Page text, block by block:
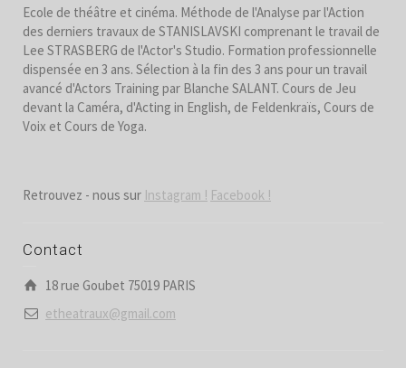
Ecole de théâtre et cinéma. Méthode de l'Analyse par l'Action
des derniers travaux de STANISLAVSKI comprenant le travail de
Lee STRASBERG de l'Actor's Studio. Formation professionnelle
dispensée en 3 ans. Sélection à la fin des 3 ans pour un travail
avancé d'Actors Training par Blanche SALANT. Cours de Jeu
devant la Caméra, d'Acting in English, de Feldenkraïs, Cours de
Voix et Cours de Yoga.
Retrouvez - nous sur Instagram ! Facebook !
Contact
18 rue Goubet 75019 PARIS
etheatraux@gmail.com